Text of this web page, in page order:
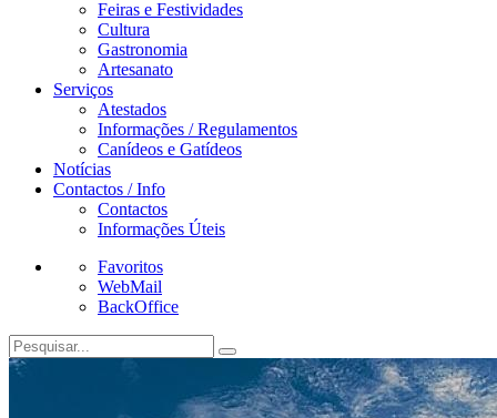
Feiras e Festividades
Cultura
Gastronomia
Artesanato
Serviços
Atestados
Informações / Regulamentos
Canídeos e Gatídeos
Notícias
Contactos / Info
Contactos
Informações Úteis
Favoritos
WebMail
BackOffice